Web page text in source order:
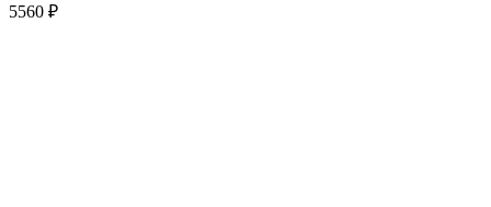
5560 ₽